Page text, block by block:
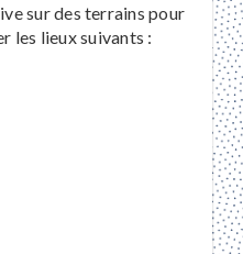
sur des terrains pour
les lieux suivants :